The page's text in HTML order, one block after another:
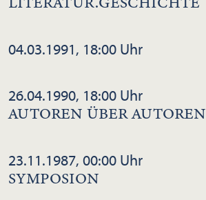
04.03.1991, 18:00 Uhr
26.04.1990, 18:00 Uhr
AUTOREN ÜBER AUTOREN
23.11.1987, 00:00 Uhr
SYMPOSION